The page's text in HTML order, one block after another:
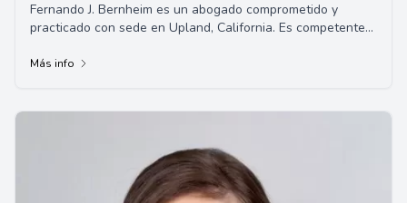
Fernando J. Bernheim es un abogado comprometido y
practicado con sede en Upland, California. Es competente
Más info